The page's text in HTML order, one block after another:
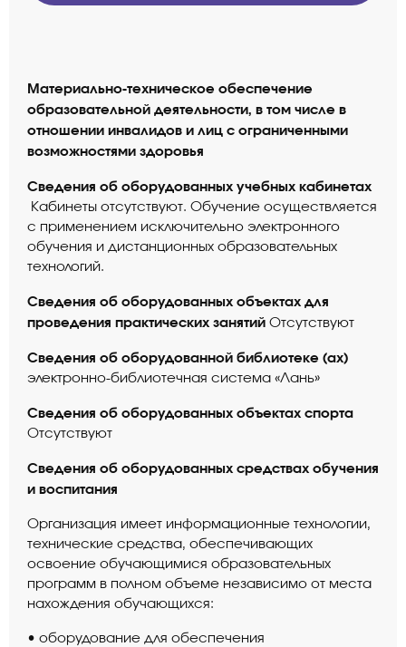
Материально-техническое обеспечение
образовательной деятельности, в том числе в
отношении инвалидов и лиц с ограниченными
возможностями здоровья
Сведения об оборудованных учебных кабинетах
Кабинеты отсутствуют. Обучение осуществляется
с применением исключительно электронного
обучения и дистанционных образовательных
технологий.
Сведения об оборудованных объектах для
проведения практических занятий Отсутствуют
Сведения об оборудованной библиотеке (ах)
электронно-библиотечная система «Лань»
Сведения об оборудованных объектах спорта
Отсутствуют
Сведения об оборудованных средствах обучения
и воспитания
Организация имеет информационные технологии,
технические средства, обеспечивающих
освоение обучающимися образовательных
программ в полном объеме независимо от места
нахождения обучающихся:
• оборудование для обеспечения